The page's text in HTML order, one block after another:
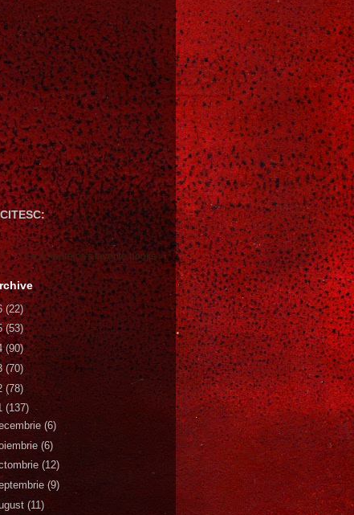
Gică Andreica's favorite books »
(22)
(53)
(90)
(70)
(78)
(137)
(6)
(6)
(12)
(9)
(11)